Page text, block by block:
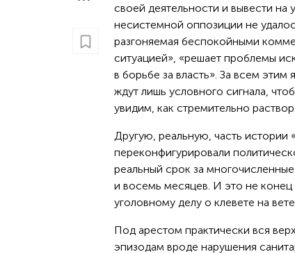
своей деятельности и вывести
несистемной оппозиции не
разгоняемая беспокойными
ситуацией», «решает проблемы
в борьбе за власть». За всем
ждут лишь условного сигнала,
увидим, как стремительно
Другую, реальную, часть истории
переконфигурировали
реальный срок за
и восемь месяцев. И это не
уголовному делу о клевете на
Под арестом практически вся
эпизодам вроде нарушения